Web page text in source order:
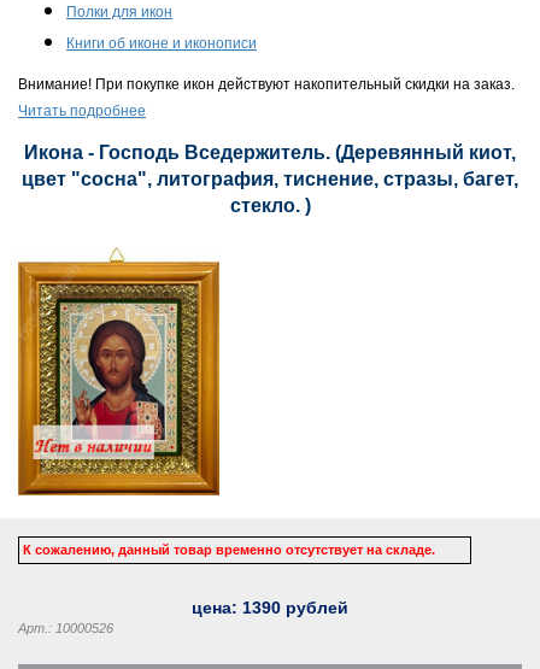
Полки для икон
Книги об иконе и иконописи
Внимание! При покупке икон действуют накопительный скидки на заказ.
Читать подробнее
Икона - Господь Вседержитель. (Деревянный киот,
цвет "сосна", литография, тиснение, стразы, багет,
стекло. )
К сожалению, данный товар временно отсутствует на складе.
цена: 1390 рублей
Арт.: 10000526